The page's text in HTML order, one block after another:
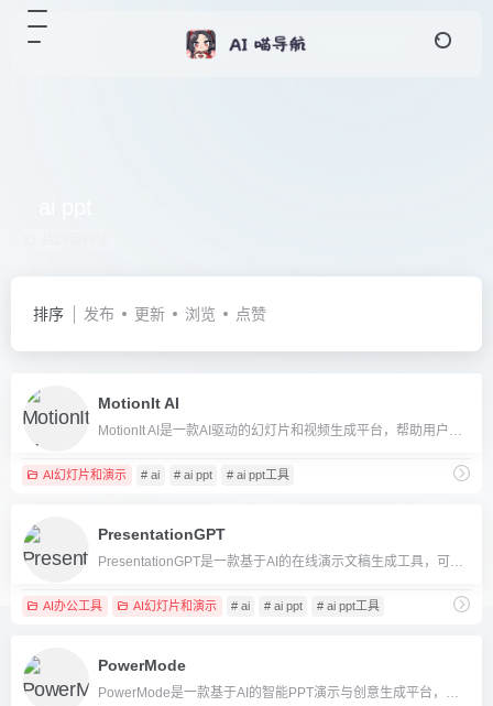
排序 发布 更新 浏览 点赞
MotionIt AI
AI幻灯片和演示 # ai # ai ppt # ai ppt工具
PresentationGPT
AI办公工具 AI幻灯片和演示 # ai # ai ppt # ai ppt工具
PowerMode